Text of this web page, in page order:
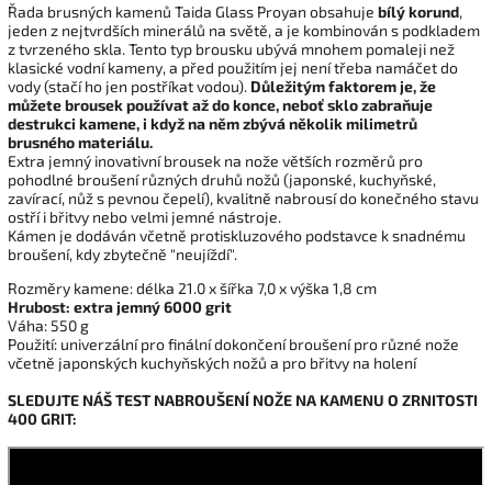
Řada brusných kamenů Taida Glass Proyan obsahuje bílý korund,
jeden z nejtvrdších minerálů na světě, a je kombinován s podkladem
z tvrzeného skla. Tento typ brousku ubývá mnohem pomaleji než
klasické vodní kameny, a před použitím jej není třeba namáčet do
vody (stačí ho jen postříkat vodou). Důležitým faktorem je, že
můžete brousek používat až do konce, neboť sklo zabraňuje
destrukci kamene, i když na něm zbývá několik milimetrů
brusného materiálu.
Extra jemný inovativní brousek na nože větších rozměrů pro
pohodlné broušení různých druhů nožů (japonské, kuchyňské,
zavírací, nůž s pevnou čepelí), kvalitně nabrousí do konečného stavu
ostří i břitvy nebo velmi jemné nástroje.
Kámen je dodáván včetně protiskluzového podstavce k snadnému
broušení, kdy zbytečně "neujíždí".
Rozměry kamene: délka 21.0 x šířka 7,0 x výška 1,8 cm
Hrubost: extra jemný 6000 grit
Váha: 550 g
Použití: univerzální pro finální dokončení broušení pro různé nože
včetně japonských kuchyňských nožů a pro břitvy na holení
SLEDUJTE NÁŠ TEST NABROUŠENÍ NOŽE NA KAMENU O ZRNITOSTI
400 GRIT: